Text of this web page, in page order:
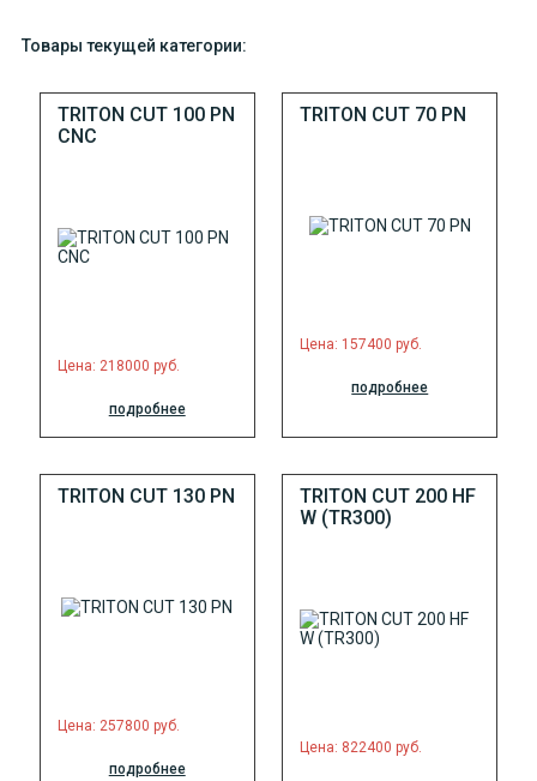
Товары текущей категории:
TRITON CUT 100 PN
CNC
Цена: 218000 руб.
подробнее
TRITON CUT 70 PN
Цена: 157400 руб.
подробнее
TRITON CUT 130 PN
Цена: 257800 руб.
подробнее
TRITON CUT 200 HF
W (TR300)
Цена: 822400 руб.